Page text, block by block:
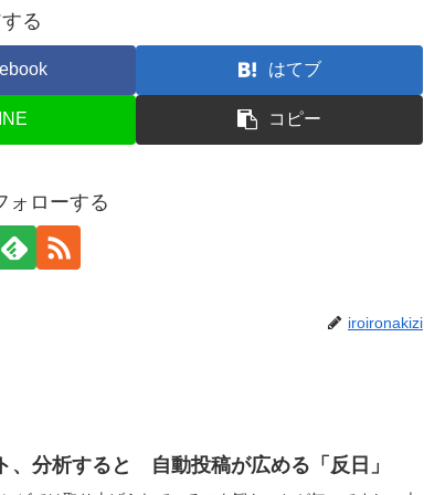
る
はてブ
コピー
ォローする
iroironakizi
、分析すると 自動投稿が広める「反日」